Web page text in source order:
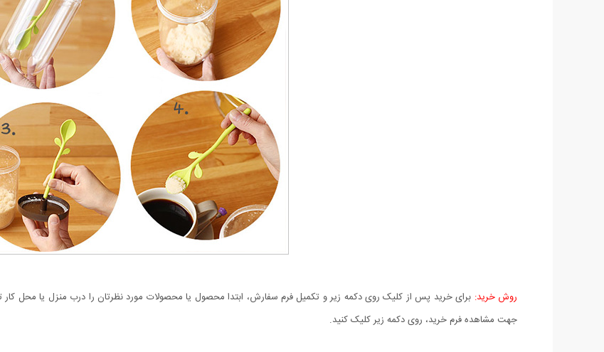
روش خرید: برای خرید پس از کلیک روی دکمه زیر و تکمیل فرم سفارش، ابتدا محصول یا محصولات مورد نظرتان را درب منزل یا محل کار
جهت مشاهده فرم خرید، روی دکمه زیر کلیک کنید.